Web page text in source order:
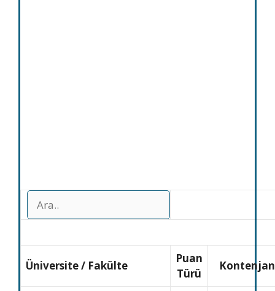
Üniversite/ Fakülte
Puan
Türü
Kontenjan